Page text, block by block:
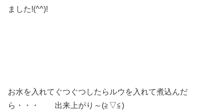
ました!(^^)!
お水を入れてぐつぐつしたらルウを入れて煮込んだ
ら・・・ 出来上がり～(≧▽≦)